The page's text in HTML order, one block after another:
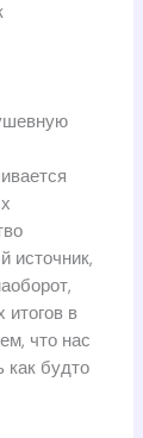
источник,
в
что нас
как будто